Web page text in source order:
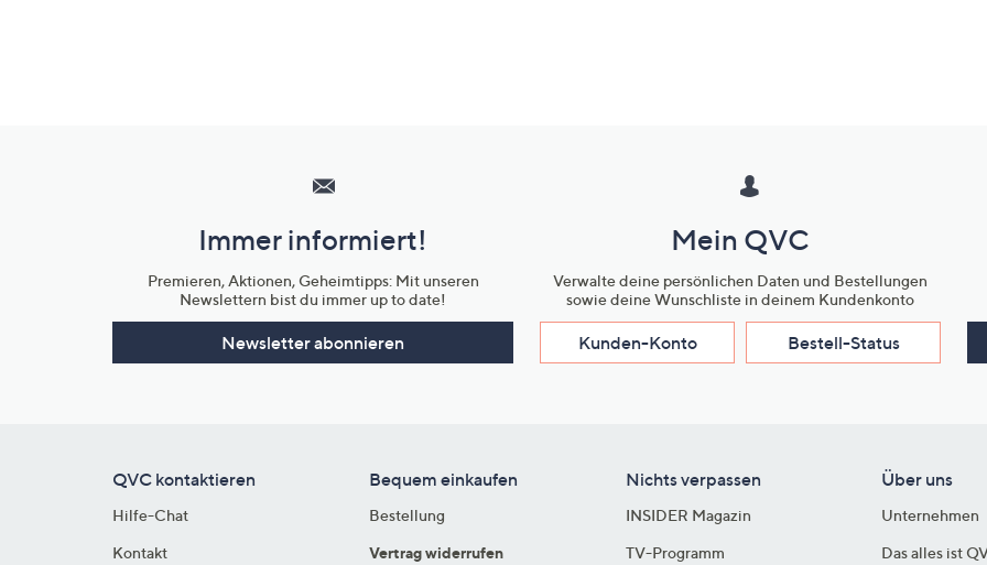
Unternehmensinformationen
Immer informiert!
Premieren, Aktionen, Geheimtipps: Mit unseren
Newslettern bist du immer up to date!
Newsletter abonnieren
Mein QVC
Verwalte deine persönlichen Daten und Bestellungen
sowie deine Wunschliste in deinem Kundenkonto
Kunden-Konto Bestell-Status
QVC kontaktieren
Hilfe-Chat
Kontakt
Bequem einkaufen
Bestellung
Vertrag widerrufen
Nichts verpassen
INSIDER Magazin
TV-Programm
Über uns
Unternehmen
Das alles ist